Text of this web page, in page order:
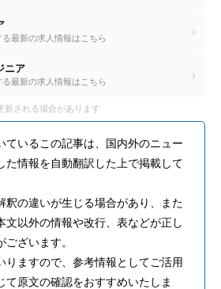
最新の求人情報はこちら ›
ニア
最新の求人情報はこちら ›
される場合があります
いるこの記事は、国内外のニュー
た情報を自動翻訳した上で掲載して
釈の違いが生じる場合があり、また
文以外の情報や改行、表などが正し
ざいます。
りますので、参考情報としてご活用
て原文の確認をおすすめいたしま